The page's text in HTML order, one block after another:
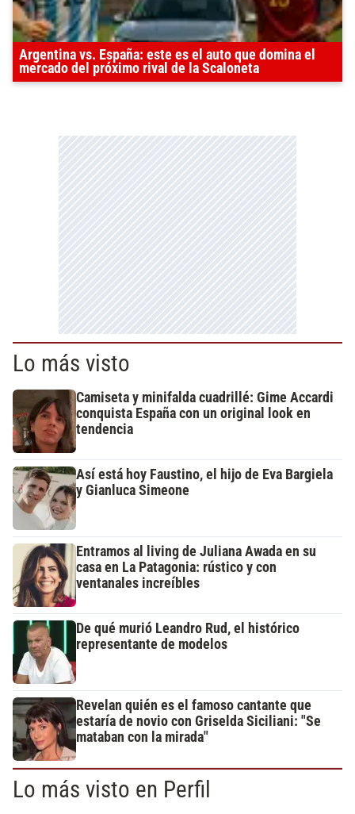
Argentina vs. España: este es el auto que domina el
mercado del próximo rival de la Scaloneta
Lo más visto
Camiseta y minifalda cuadrillé: Gime Accardi
conquista España con un original look en
tendencia
Así está hoy Faustino, el hijo de Eva Bargiela
y Gianluca Simeone
Entramos al living de Juliana Awada en su
casa en La Patagonia: rústico y con
ventanales increíbles
De qué murió Leandro Rud, el histórico
representante de modelos
Revelan quién es el famoso cantante que
estaría de novio con Griselda Siciliani: "Se
mataban con la mirada"
Lo más visto en Perfil